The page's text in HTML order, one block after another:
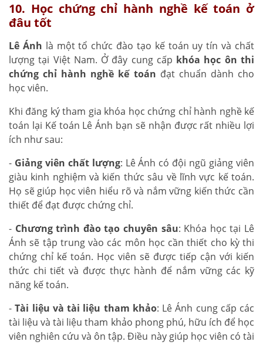
10. Học chứng chỉ hành nghề kế toán ở
đâu tốt
Lê Ánh là một tổ chức đào tạo kế toán uy tín và chất
lượng tại Việt Nam. Ở đây cung cấp khóa học ôn thi
chứng chỉ hành nghề kế toán đạt chuẩn dành cho
học viên.
Khi đăng ký tham gia khóa học chứng chỉ hành nghề kế
toán lại Kế toán Lê Ánh bạn sẽ nhận được rất nhiều lợi
ích như sau:
- Giảng viên chất lượng: Lê Ánh có đội ngũ giảng viên
giàu kinh nghiệm và kiến thức sâu về lĩnh vực kế toán.
Họ sẽ giúp học viên hiểu rõ và nắm vững kiến thức cần
thiết để đạt được chứng chỉ.
- Chương trình đào tạo chuyên sâu: Khóa học tại Lê
Ánh sẽ tập trung vào các môn học cần thiết cho kỳ thi
chứng chỉ kế toán. Học viên sẽ được tiếp cận với kiến
thức chi tiết và được thực hành để nắm vững các kỹ
năng kế toán.
-Tài liệu và tài liệu tham khảo: Lê Ánh cung cấp các
tài liệu và tài liệu tham khảo phong phú, hữu ích để học
viên nghiên cứu và ôn tập. Điều này giúp học viên có tài